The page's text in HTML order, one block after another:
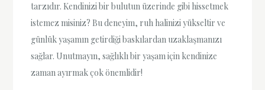
tarzıdır. Kendinizi bir bulutun üzerinde gibi hissetmek
istemez misiniz? Bu deneyim, ruh halinizi yükseltir ve
günlük yaşamın getirdiği baskılardan uzaklaşmanızı
sağlar. Unutmayın, sağlıklı bir yaşam için kendinize
zaman ayırmak çok önemlidir!